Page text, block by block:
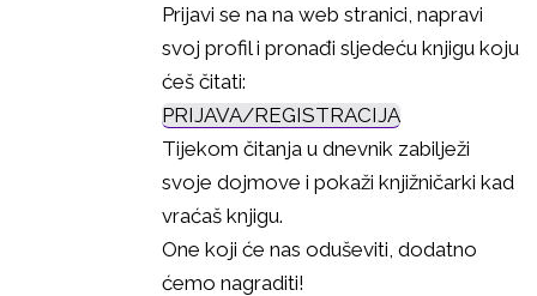
Prijavi se na na web stranici, napravi
svoj profil i pronađi sljedeću knjigu koju
ćeš čitati:
PRIJAVA/REGISTRACIJA
Tijekom čitanja u dnevnik zabilježi
svoje dojmove i pokaži knjižničarki kad
vraćaš knjigu.
One koji će nas oduševiti, dodatno
ćemo nagraditi!